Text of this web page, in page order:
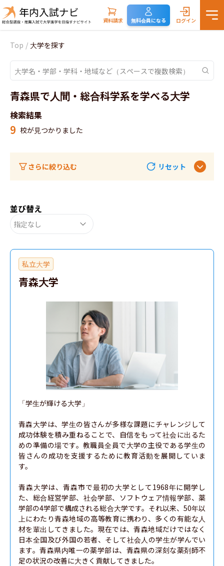
資料請求 無料会員になる ログイン
Top / 大学を探す
青森県で人間・総合科学系を学べる大学
検索結果
9 校が見つかりました
さらに絞り込む リセット
並び替え
指定なし
私立大学
青森大学
「学生が輝ける大学」
青森大学は、学生の皆さんが多様な課題にチャレンジして
成功体験を積み重ねることで、自信をもって社会に出るた
めの準備の場です。教職員全員で大学の主役である学生の
皆さんの成功を支援するために教育活動を展開していま
す。
青森大学は、青森市で最初の大学として1968年に開学し
た、総合経営学部、社会学部、ソフトウェア情報学部、薬
学部の4学部で構成される総合大学です。それ以来、50年以
上にわたり青森地域の高等教育に携わり、多くの有能な人
材を輩出してきました。現在では、青森地域だけではなく
日本全国及び外国の若者、そして社会人の学生が学んでい
ます。青森県内唯一の薬学部は、青森県の深刻な薬剤師不
足の状況の改善に大きく貢献してきました。